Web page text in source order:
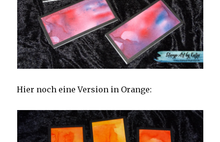
Hier noch eine Version in Orange: